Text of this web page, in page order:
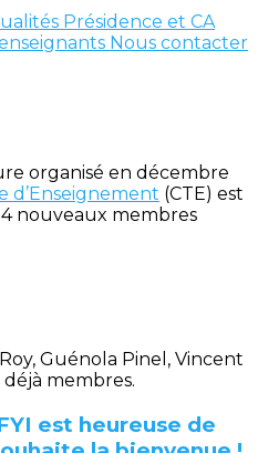
Présidence et CA
Nous contacter
organisé en décembre
d’Enseignement (CTE) est
nouveaux membres
Guénola Pinel, Vincent
membres.
est heureuse de